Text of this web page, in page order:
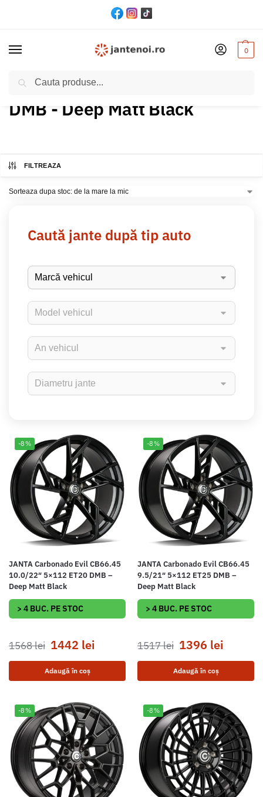
0
Acasă Produs Culoare / DMB - Deep Matt Black
DMB - Deep Matt Black
FILTREAZA
Caută jante după tip auto
-8%
JANTA Carbonado Evil CB66.45
10.0/22″ 5×112 ET20 DMB –
Deep Matt Black
> 4 BUC. PE STOC
1568lei 1442 lei
Adaugă în coș
-8%
JANTA Carbonado Evil CB66.45
9.5/21″ 5×112 ET25 DMB –
Deep Matt Black
> 4 BUC. PE STOC
1517lei 1396 lei
Adaugă în coș
-8% -8%